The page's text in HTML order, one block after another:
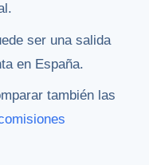
ser una salida
en España.
también las